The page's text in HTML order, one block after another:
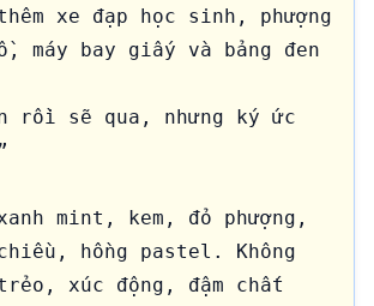
xe đạp học sinh, phượng
máy bay giấy và bảng đen
rồi sẽ qua, nhưng ký ức
mint, kem, đỏ phượng,
hồng pastel. Không
xúc động, đậm chất